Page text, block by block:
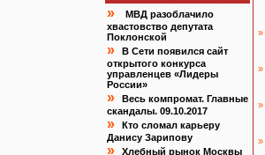
»
МВД разоблачило
хвастовство депутата
Поклонской
»
В Сети появился сайт
открытого конкурса
управленцев «Лидеры
России»
»
Весь компромат. Главные
скандалы. 09.10.2017
»
Кто сломал карьеру
Данису Зарипову
»
Хлебный рынок Москвы
»
»
»
»